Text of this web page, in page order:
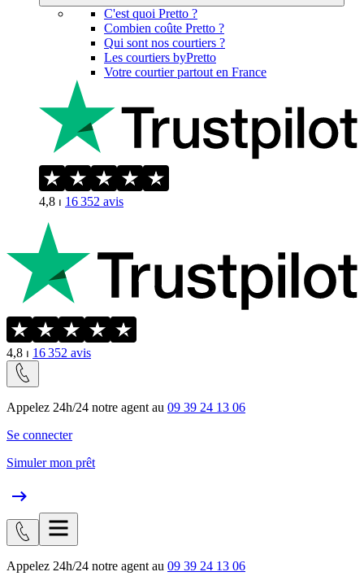
C'est quoi Pretto ?
Combien coûte Pretto ?
Qui sont nos courtiers ?
Les courtiers byPretto
Votre courtier partout en France
4,8 ⏐ 16 352 avis
4,8 ⏐ 16 352 avis
Appelez 24h/24 notre agent au 09 39 24 13 06
Se connecter
Simuler mon prêt
Appelez 24h/24 notre agent au 09 39 24 13 06